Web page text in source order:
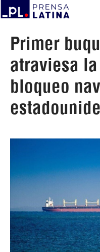
Primer
atraviesa
bloqueo